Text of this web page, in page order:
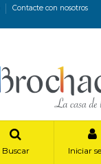
Contacte con nosotros
Buscar Iniciar